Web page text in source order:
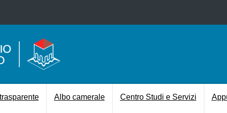
Navigazione
Albo camerale Centro Studi e Servizi